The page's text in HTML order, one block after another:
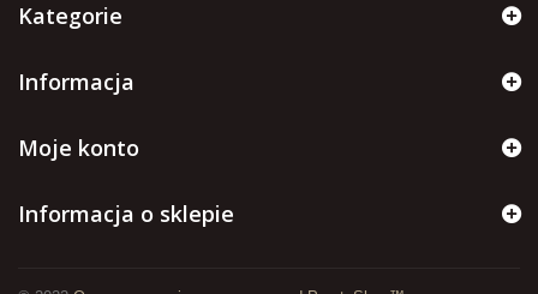
Kategorie
Informacja
Moje konto
Informacja o sklepie